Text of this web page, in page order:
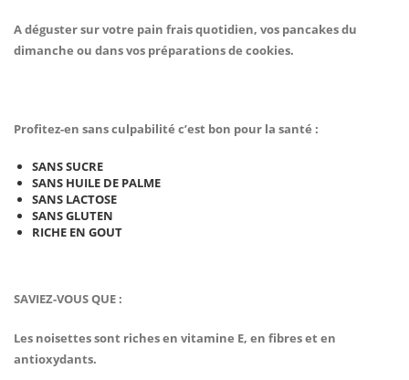
A déguster sur votre pain frais quotidien, vos pancakes du
dimanche ou dans vos préparations de cookies.
Profitez-en sans culpabilité c’est bon pour la santé :
SANS SUCRE
SANS HUILE DE PALME
SANS LACTOSE
SANS GLUTEN
RICHE EN GOUT
SAVIEZ-VOUS QUE :
Les noisettes sont riches en vitamine E, en fibres et en
antioxydants.